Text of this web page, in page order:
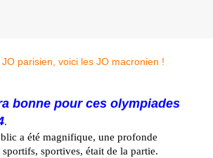
bonne pour ces olympiades
.
a été magnifique, une profonde
sportives, était de la partie.